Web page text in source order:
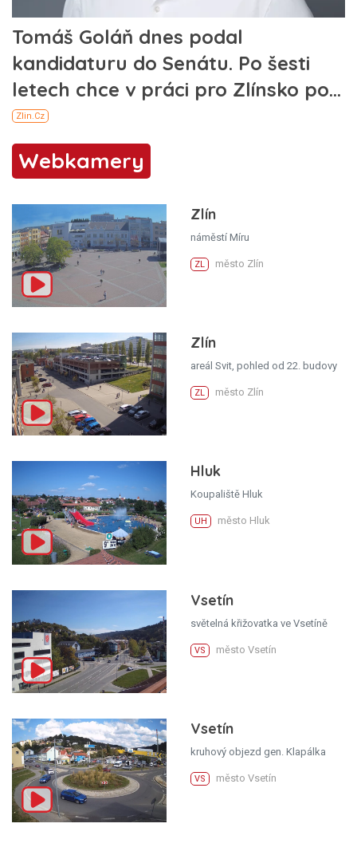
Webkamery
Zlín
náměstí Míru
ZL město Zlín
Zlín
areál Svit, pohled od 22. budovy
ZL město Zlín
Hluk
Koupaliště Hluk
UH město Hluk
Vsetín
světelná křižovatka ve Vsetíně
VS město Vsetín
Vsetín
kruhový objezd gen. Klapálka
VS město Vsetín